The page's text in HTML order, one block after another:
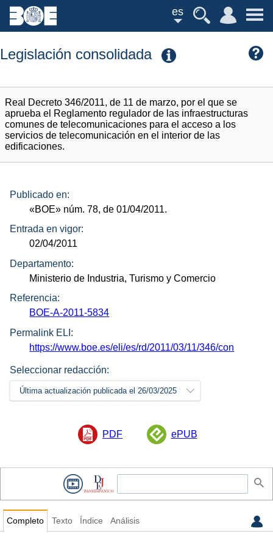
es
Legislación consolidada
Real Decreto 346/2011, de 11 de marzo, por el que se
aprueba el Reglamento regulador de las infraestructuras
comunes de telecomunicaciones para el acceso a los
servicios de telecomunicación en el interior de las
edificaciones.
Publicado en:
«BOE» núm. 78, de 01/04/2011.
Entrada en vigor:
02/04/2011
Departamento:
Ministerio de Industria, Turismo y Comercio
Referencia:
BOE-A-2011-5834
Permalink ELI:
https://www.boe.es/eli/es/rd/2011/03/11/346/con
Seleccionar redacción:
Última actualización publicada el 26/03/2025
PDF ePUB
Completo Texto Índice Análisis